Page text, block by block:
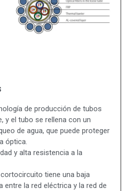
de producción de tubos
y el tubo se rellena con un
de agua, que puede proteger
óptica.
y alta resistencia a la
tiene una baja
entre la red eléctrica y la red de